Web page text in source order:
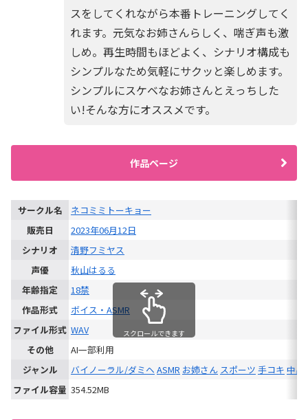
スをしてくれながら本番トレーニングしてく
れます。元気なお姉さんらしく、喘ぎ声も激
しめ。再生時間もほどよく、シナリオ構成も
シンプルなため気軽にサクッと楽しめます。
シンプルにスケベなお姉さんとえっちした
い!そんな方にオススメです。
作品ページ
サークル名
ネコミミトーキョー
販売日
2023年06月12日
シナリオ
清野フミヤス
声優
秋山はるる
年齢指定
18禁
作品形式
ボイス・ASMR
ファイル形式 WAV
その他
AI一部利用
ジャンル
バイノーラル/ダミヘ ASMR お姉さん スポーツ 手コキ 中出
ファイル容量 354.52MB
スクロールできます